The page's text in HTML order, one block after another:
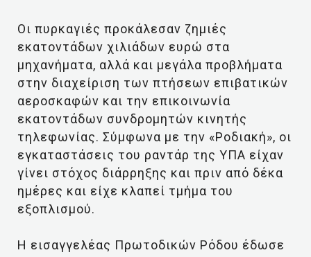
Οι πυρκαγιές προκάλεσαν ζημιές
εκατοντάδων χιλιάδων ευρώ στα
μηχανήματα, αλλά και μεγάλα προβλήματα
στην διαχείριση των πτήσεων επιβατικών
αεροσκαφών και την επικοινωνία
εκατοντάδων συνδρομητών κινητής
τηλεφωνίας. Σύμφωνα με την «Ροδιακή», οι
εγκαταστάσεις του ραντάρ της ΥΠΑ είχαν
γίνει στόχος διάρρηξης και πριν από δέκα
ημέρες και είχε κλαπεί τμήμα του
εξοπλισμού.
Η εισαγγελέας Πρωτοδικών Ρόδου έδωσε